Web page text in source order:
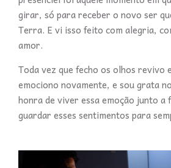
girar, só para receber o novo ser
Terra. E vi isso feito com alegria,
amor.
Toda vez que fecho os olhos revivo
emociono novamente, e sou grata
honra de viver essa emoção junto a
guardar esses sentimentos para